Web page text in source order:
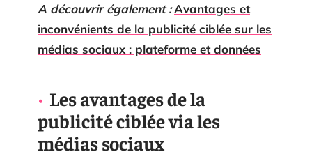
A découvrir également :Avantages et
inconvénients de la publicité ciblée sur les
médias sociaux : plateforme et données
Les avantages de la
publicité ciblée via les
médias sociaux